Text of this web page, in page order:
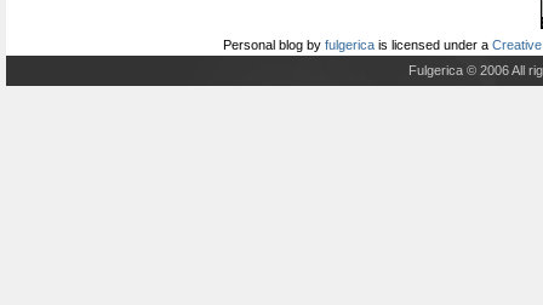
Personal blog by fulgerica is licensed under a
Fulgerica © 2006 All